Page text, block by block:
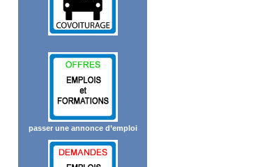
passer une annonce d’emploi